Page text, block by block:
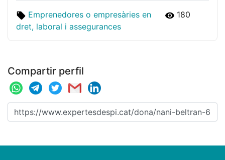
Emprenedores o empresàries en
dret, laboral i assegurances
180
Compartir perfil